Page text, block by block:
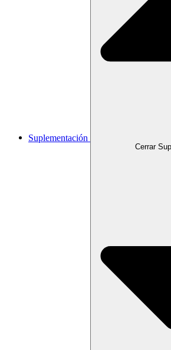
Suplementación
Cerrar